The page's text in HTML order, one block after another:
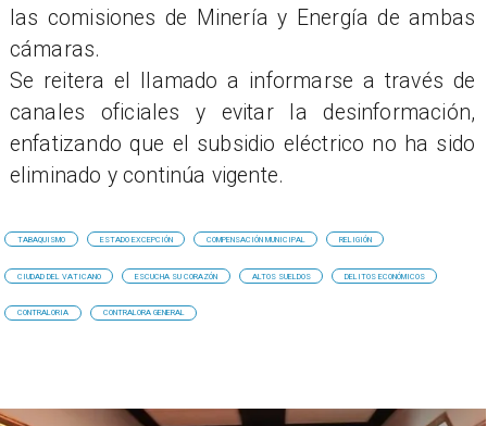
las comisiones de Minería y Energía de ambas
cámaras.
Se reitera el llamado a informarse a través de
canales oficiales y evitar la desinformación,
enfatizando que el subsidio eléctrico no ha sido
eliminado y continúa vigente.
TABAQUISMO ESTADO EXCEPCIÓN COMPENSACIÓN MUNICIPAL RELIGIÓN
CIUDAD DEL VATICANO ESCUCHA SU CORAZÓN ALTOS SUELDOS DELITOS ECONÓMICOS
CONTRALORIA CONTRALORA GENERAL